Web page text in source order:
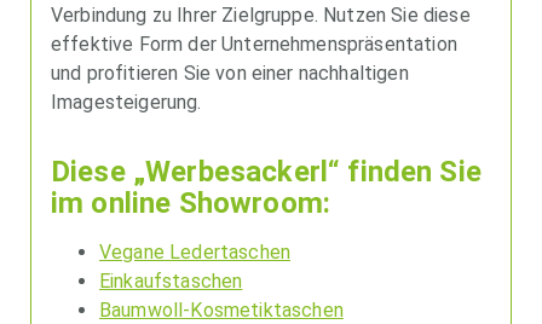
Verbindung zu Ihrer Zielgruppe. Nutzen Sie diese
effektive Form der Unternehmenspräsentation
und profitieren Sie von einer nachhaltigen
Imagesteigerung.
Diese „Werbesackerl“ finden Sie
im online Showroom:
Vegane Ledertaschen
Einkaufstaschen
Baumwoll-Kosmetiktaschen